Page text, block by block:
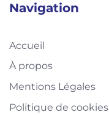
Navigation
Accueil
À propos
Mentions Légales
Politique de cookies